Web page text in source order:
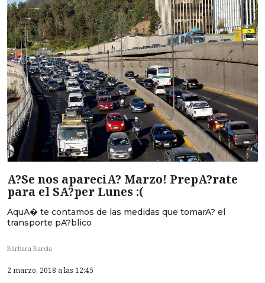
A?Se nos apareciA? Marzo! PrepA?rate
para el SA?per Lunes :(
AquA� te contamos de las medidas que tomarA? el
transporte pA?blico
Bárbara Barcia
2 marzo, 2018 a las 12:45